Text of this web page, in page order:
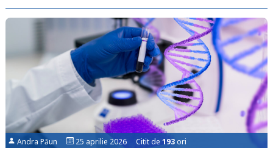
Andra Păun 25 aprilie 2026 Citit de193 ori